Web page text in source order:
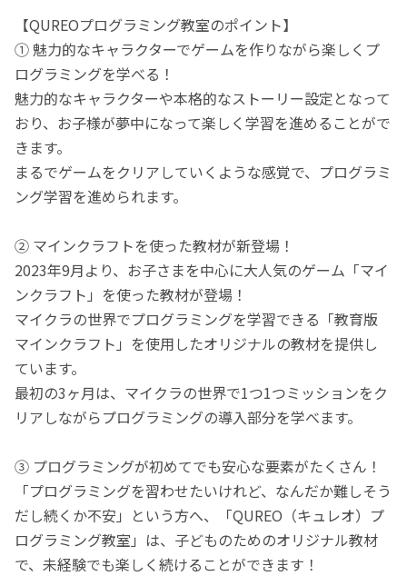
【QUREOプログラミング教室のポイント】
① 魅力的なキャラクターでゲームを作りながら楽しくプ
ログラミングを学べる！
魅力的なキャラクターや本格的なストーリー設定となって
おり、お子様が夢中になって楽しく学習を進めることがで
きます。
まるでゲームをクリアしていくような感覚で、プログラミ
ング学習を進められます。
② マインクラフトを使った教材が新登場！
2023年9月より、お子さまを中心に大人気のゲーム「マイ
ンクラフト」を使った教材が登場！
マイクラの世界でプログラミングを学習できる「教育版
マインクラフト」を使用したオリジナルの教材を提供し
ています。
最初の3ヶ月は、マイクラの世界で1つ1つミッションをク
リアしながらプログラミングの導入部分を学べます。
③ プログラミングが初めてでも安心な要素がたくさん！
「プログラミングを習わせたいけれど、なんだか難しそう
だし続くか不安」という方へ、「QUREO（キュレオ）プ
ログラミング教室」は、子どものためのオリジナル教材
で、未経験でも楽しく続けることができます！